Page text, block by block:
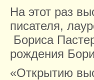
На этот раз
писателя,
Бориса
рождения
«Открытию